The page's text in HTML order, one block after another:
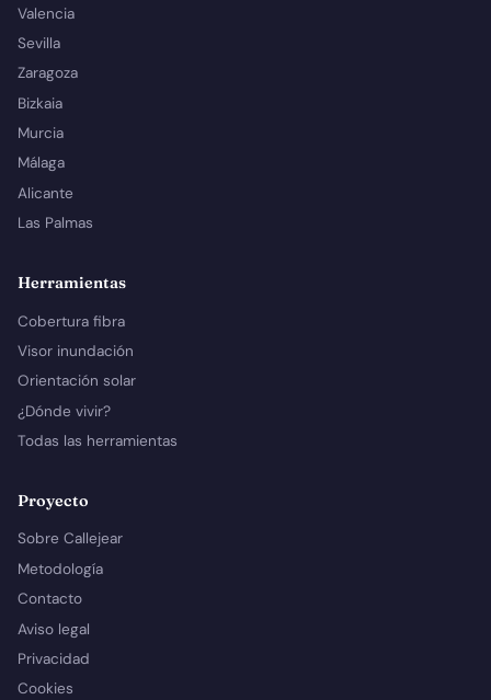
Valencia
Sevilla
Zaragoza
Bizkaia
Murcia
Málaga
Alicante
Las Palmas
Herramientas
Cobertura fibra
Visor inundación
Orientación solar
¿Dónde vivir?
Todas las herramientas
Proyecto
Sobre Callejear
Metodología
Contacto
Aviso legal
Privacidad
Cookies